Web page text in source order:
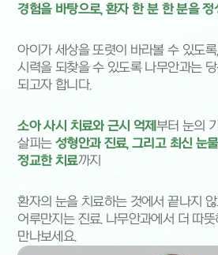
경험을 바탕으로, 환자 한 분 한 분을 정
아이가 세상을 또렷이 바라볼 수 있도
시력을 되찾을 수 있도록 나무안과는
되고자 합니다.
소아 사시 치료와 근시 억제 부터 눈의
살피는 성형안과 진료, 그리고 최신 눈
정교한 치료까지
환자의 눈을 치료하는 것에서 끝나지 않
어루만지는 진료. 나무안과에서 더 따
만나보세요.